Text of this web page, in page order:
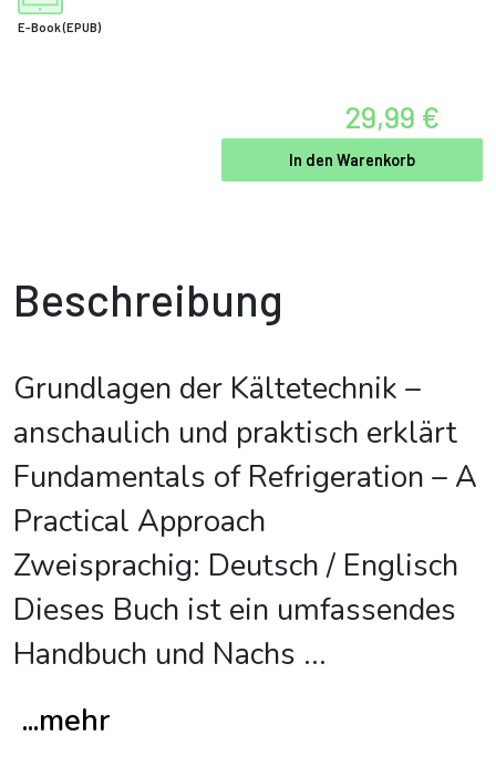
E-Book(EPUB)
29,99 €
In den Warenkorb
Beschreibung
Grundlagen der Kältetechnik –
anschaulich und praktisch erklärt
Fundamentals of Refrigeration – A
Practical Approach
Zweisprachig: Deutsch / Englisch
Dieses Buch ist ein umfassendes
Handbuch und Nachs ...
...mehr